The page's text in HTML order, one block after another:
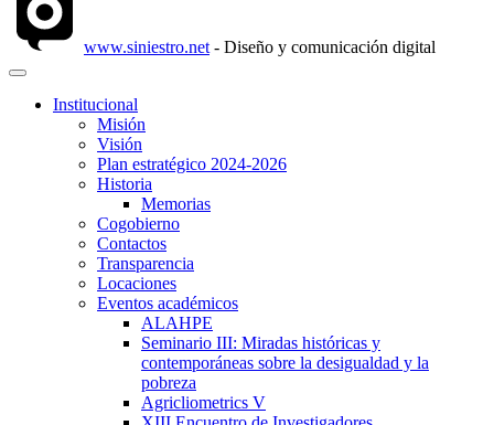
www.siniestro.net - Diseño y comunicación digital
Institucional
Misión
Visión
Plan estratégico 2024-2026
Historia
Memorias
Cogobierno
Contactos
Transparencia
Locaciones
Eventos académicos
ALAHPE
Seminario III: Miradas históricas y
contemporáneas sobre la desigualdad y la
pobreza
Agricliometrics V